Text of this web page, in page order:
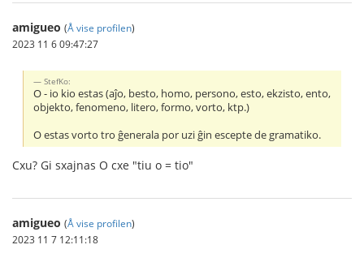
amigueo (Å vise profilen)
2023 11 6 09:47:27
StefKo:
O - io kio estas (aĵo, besto, homo, persono, esto, ekzisto, ento,
objekto, fenomeno, litero, formo, vorto, ktp.)
O estas vorto tro ĝenerala por uzi ĝin escepte de gramatiko.
Cxu? Gi sxajnas O cxe "tiu o = tio"
amigueo (Å vise profilen)
2023 11 7 12:11:18